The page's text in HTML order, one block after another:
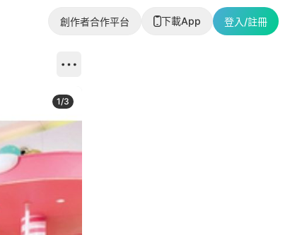
創作者合作平台 下載App 登入/註冊
1/3